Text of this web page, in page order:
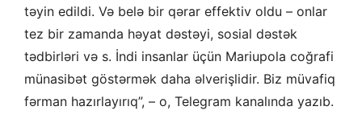
təyin edildi. Və belə bir qərar effektiv oldu – onlar
tez bir zamanda həyat dəstəyi, sosial dəstək
tədbirləri və s. İndi insanlar üçün Mariupola coğrafi
münasibət göstərmək daha əlverişlidir. Biz müvafiq
fərman hazırlayırıq”, – o, Telegram kanalında yazıb.